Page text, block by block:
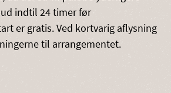
indtil 24 timer før
er gratis. Ved kortvarig aflysning
til arrangementet.